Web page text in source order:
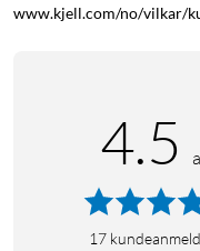
www.kjell.com/no/vilkar/
4.5
17